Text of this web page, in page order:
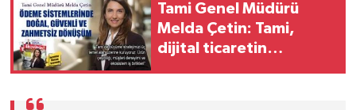
Tami Genel Müdürü
Melda Çetin: Tami,
dijital ticaretin